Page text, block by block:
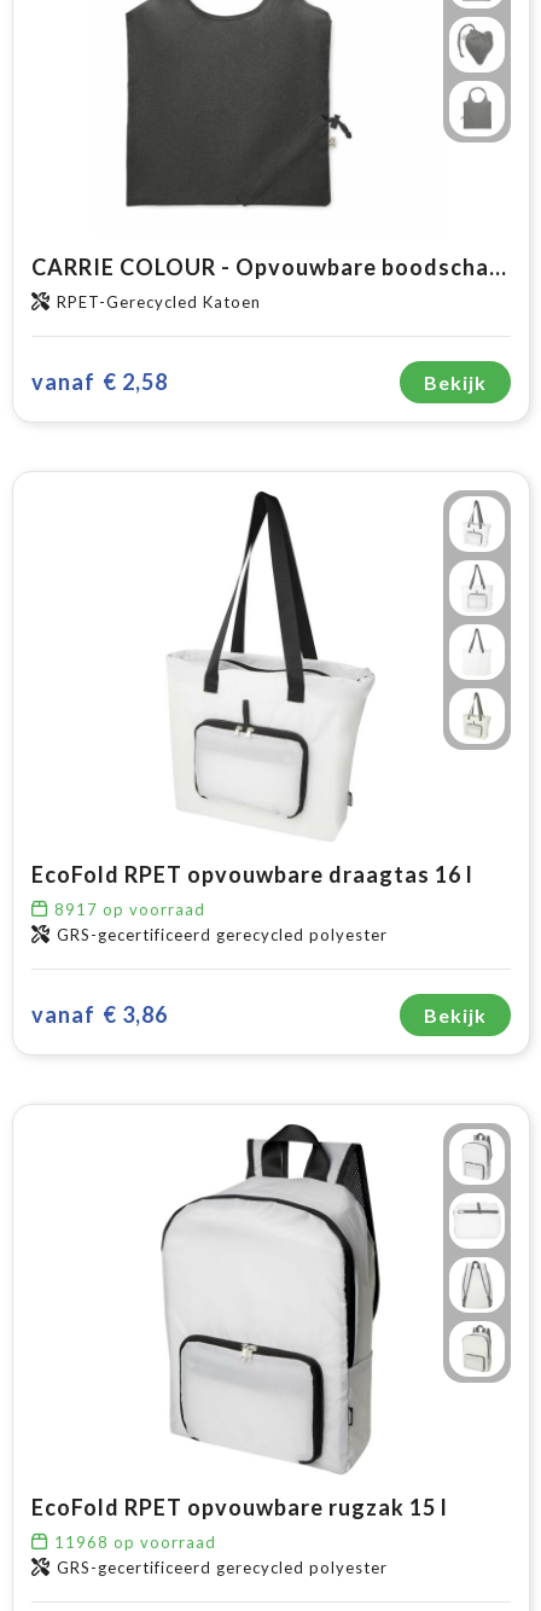
CARRIE COLOUR - Opvouwbare boodschappentas 140g
RPET-Gerecycled Katoen
vanaf € 2,58 Bekijk
EcoFold RPET opvouwbare draagtas 16 l
8917 op voorraad
GRS-gecertificeerd gerecycled polyester
vanaf € 3,86 Bekijk
EcoFold RPET opvouwbare rugzak 15 l
11968 op voorraad
GRS-gecertificeerd gerecycled polyester